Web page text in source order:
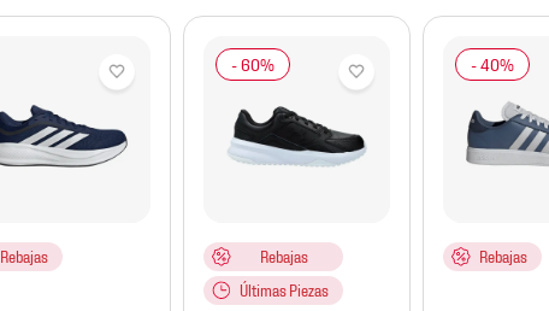
Rebajas
Rebajas
Últimas Piezas
Rebajas